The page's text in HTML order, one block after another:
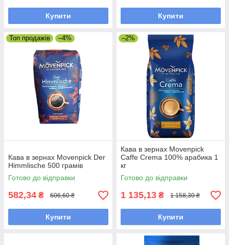
Купити Купити
Топ продажів –4%
Кава в зернах Movenpick Der
Himmlische 500 грамів
Готово до відправки
582,34 ₴ 606,60 ₴
Купити
–2%
Кава в зернах Movenpick
Caffe Crema 100% арабика 1
кг
Готово до відправки
1 135,13 ₴ 1 158,30 ₴
Купити